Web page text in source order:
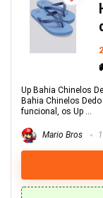
Up Bahia Chinelos
Bahia Chinelos
funcional, os Up ...
Mario Bros